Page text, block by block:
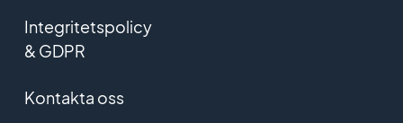
Integritetspolicy
& GDPR
Kontakta oss